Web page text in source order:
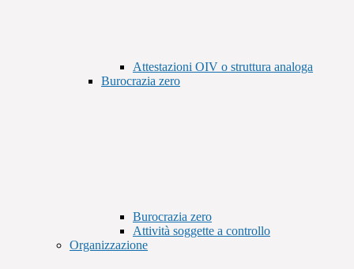
Attestazioni OIV o struttura analoga
Burocrazia zero
Burocrazia zero
Attività soggette a controllo
Organizzazione